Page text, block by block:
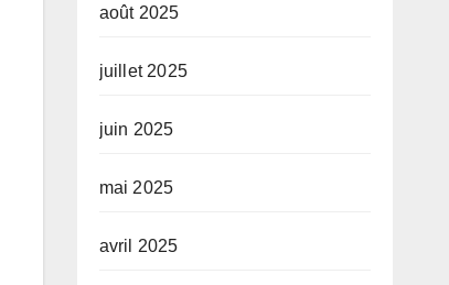
août 2025
juillet 2025
juin 2025
mai 2025
avril 2025